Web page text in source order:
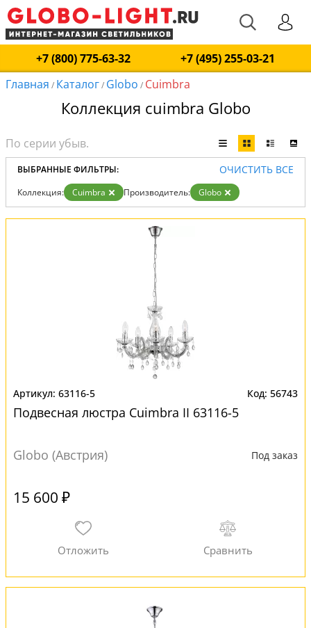
+7 (800) 775-63-32
+7 (495) 255-03-21
Главная / Каталог/ Globo / Cuimbra
Коллекция cuimbra Globo
ВЫБРАННЫЕ ФИЛЬТРЫ: ОЧИСТИТЬ ВСЕ
Коллекция: Cuimbra Производитель: Globo
63116-5 56743
Подвесная люстра Cuimbra II 63116-5
Globo (Австрия) Под заказ
15 600 ₽